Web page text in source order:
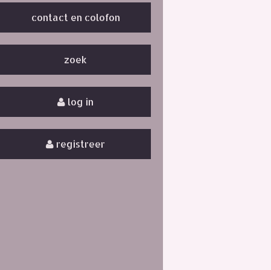
contact en colofon
zoek
log in
registreer